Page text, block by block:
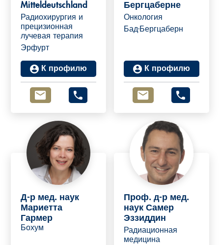
Mitteldeutschland
Радиохирургия и
прецизионная
лучевая терапия
Эрфурт
К профилю
Бергцаберне
Онкология
Бад-Бергцаберн
К профилю
Д-р мед. наук
Мариетта
Гармер
Бохум
Проф. д-р мед.
наук Самер
Эззиддин
Радиационная
медицина